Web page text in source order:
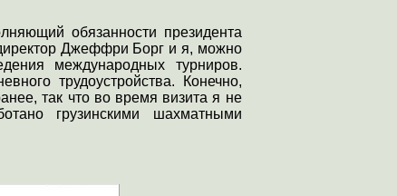
обязанности президента
Джеффри Борг и я, можно
международных турниров.
трудоустройства. Конечно,
так что во время визита я не
грузинскими шахматными